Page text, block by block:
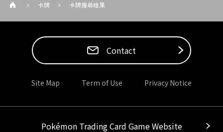
卡牌 卡牌搜尋結果
Contact
Site Map Term of Use Privacy Notice
Pokémon Trading Card Game Website